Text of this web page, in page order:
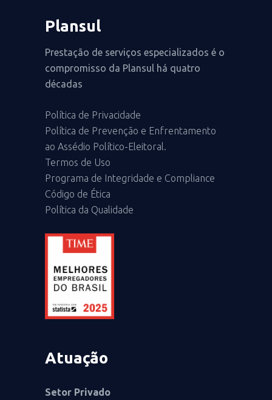
Plansul
Prestação de serviços especializados é o
compromisso da Plansul há quatro
décadas
Política de Privacidade
Política de Prevenção e Enfrentamento
ao Assédio Político-Eleitoral.
Termos de Uso
Programa de Integridade e Compliance
Código de Ética
Política da Qualidade
Atuação
Setor Privado